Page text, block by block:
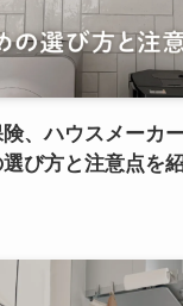
、ハウスメーカ
び方と注意点を